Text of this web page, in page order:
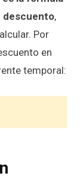
descuento,
Por
en
temporal: